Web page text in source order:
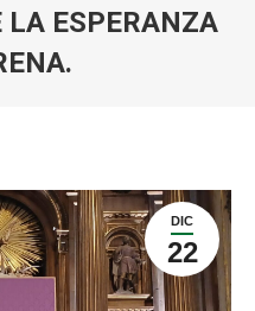
LA ESPERANZA
DIC
22